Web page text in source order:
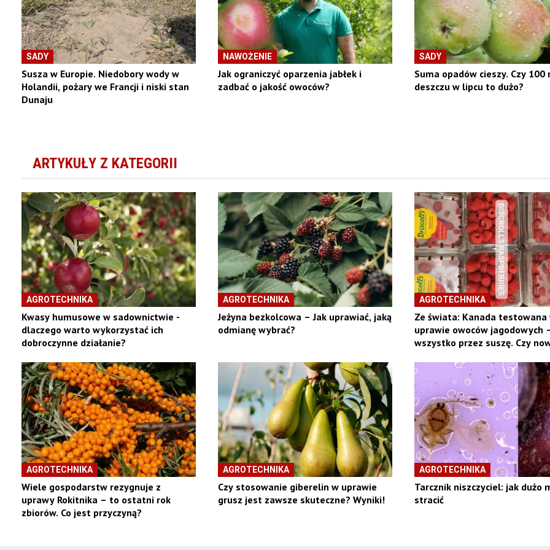
SADY
Susza w Europie. Niedobory wody w
Holandii, pożary we Francji i niski stan
Dunaju
NAWOŻENIE
Jak ograniczyć oparzenia jabłek i
zadbać o jakość owoców?
SADY
Suma opadów cieszy. Czy 100
deszczu w lipcu to dużo?
ARTYKUŁY Z KATEGORII
AGROTECHNIKA
Kwasy humusowe w sadownictwie -
dlaczego warto wykorzystać ich
dobroczynne działanie?
AGROTECHNIKA
Jeżyna bezkolcowa – Jak uprawiać, jaką
odmianę wybrać?
AGROTECHNIKA
Ze świata: Kanada testowana
uprawie owoców jagodowych
wszystko przez suszę. Czy
AGROTECHNIKA
Wiele gospodarstw rezygnuje z
uprawy Rokitnika – to ostatni rok
zbiorów. Co jest przyczyną?
AGROTECHNIKA
Czy stosowanie giberelin w uprawie
grusz jest zawsze skuteczne? Wyniki!
AGROTECHNIKA
Tarcznik niszczyciel: jak dużo
stracić